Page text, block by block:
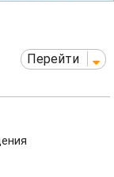
Перейти